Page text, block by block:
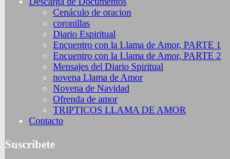
Cenáculo de oracion
coronillas
Diario Espiritual
Encuentro con la Llama de Amor, PARTE 1
Encuentro con la Llama de Amor, PARTE 2
Mensajes del Diario Spiritual
novena Llama de Amor
Novena de Navidad
Ofrenda de amor
TRIPTICOS LLAMA DE AMOR
Contacto
Suscribete